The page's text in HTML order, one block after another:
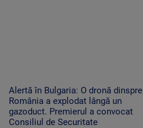
Alertă în Bulgaria: O dronă dinspre
România a explodat lângă un
gazoduct. Premierul a convocat
Consiliul de Securitate